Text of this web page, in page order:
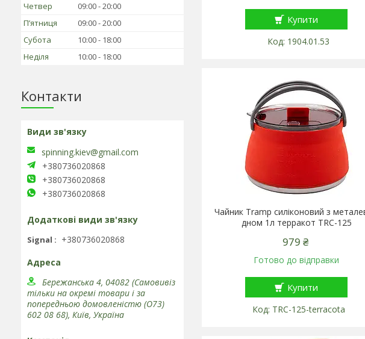
Купити
1904.01.53
Чайник Tramp силіконовий з
дном 1л терракот TRC-125
979 ₴
Готово до відправки
Купити
TRC-125-terracota
Четвер
09:00 20:00
Пʼятниця
09:00 20:00
Субота
10:00
18:00
Неділя
10:00 18:00
Контакти
spinning.kiev@gmail.com
+380736020868
+380736020868
+380736020868
Signal +380736020868
Бережанська 4, 04082 (Самовивіз
тільки на окремі товари і за
попередньою домовленістю (О73)
602 08 68), Київ, Україна